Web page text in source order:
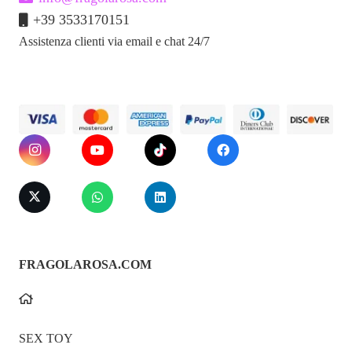
Goditi un’esperienza più fluida e confortevole
fastidi o secchezza.
Sicurezza e Conservazione
non è un alimento
+39 3533170151
Assistenza clienti via email e chat 24/7
FRAGOLAROSA.COM
SEX TOY